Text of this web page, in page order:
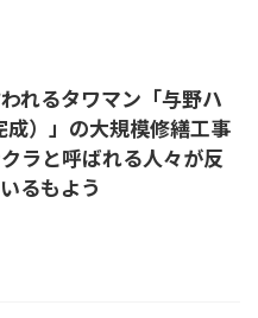
れるタワマン「与野ハ
成）」の大規模修繕工事
ラと呼ばれる人々が反
るもよう